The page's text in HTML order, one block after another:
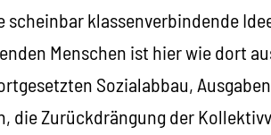
klassenverbindende
Menschen ist hier wie dort
Sozialabbau,
die Zurückdrängung der